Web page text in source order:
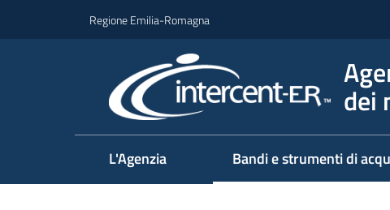
Regione Emilia-Romagna
dei
L'Agenzia Bandi e strumenti di